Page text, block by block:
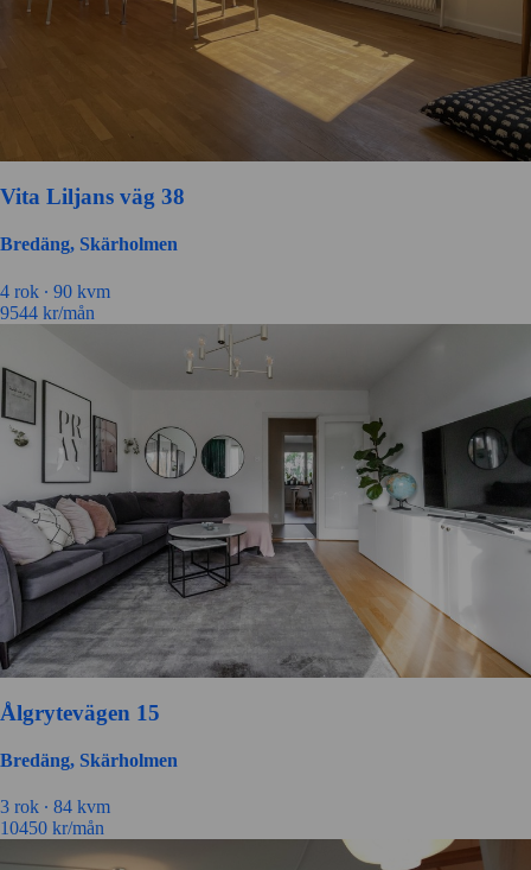
Vita Liljans väg 38
Bredäng, Skärholmen
4 rok ∙ 90 kvm
9544 kr/mån
Ålgrytevägen 15
Bredäng, Skärholmen
3 rok ∙ 84 kvm
10450 kr/mån